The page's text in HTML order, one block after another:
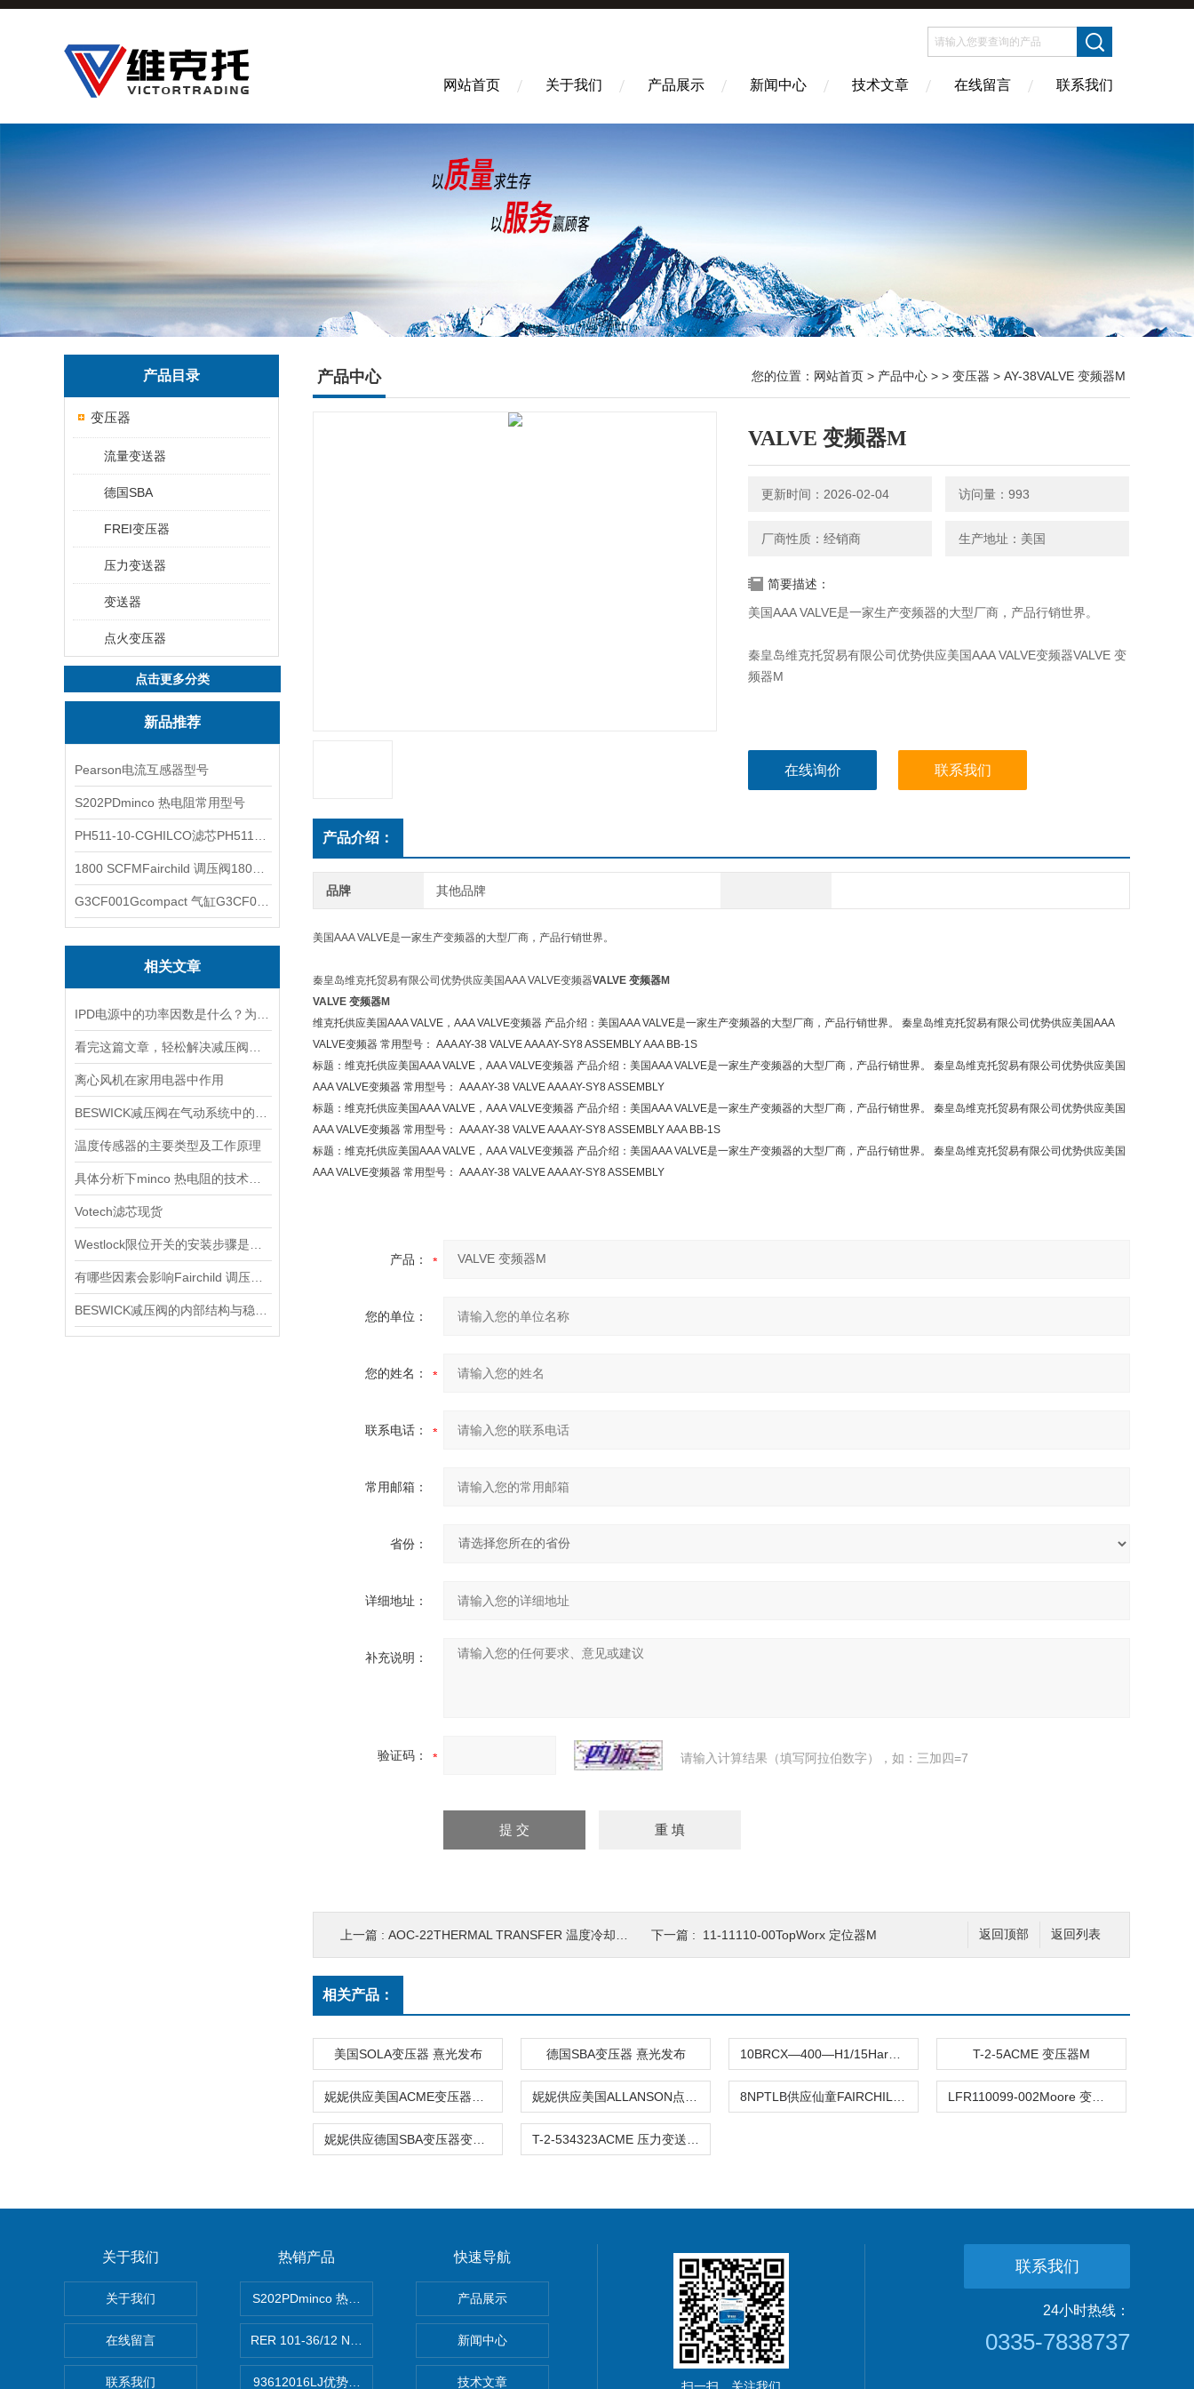
网站首页 关于我们 产品展示 新闻中心 技术文章 在线留言 联系我们
产品目录
变压器
流量变送器
德国SBA
FREI变压器
压力变送器
变送器
点火变压器
点击更多分类
新品推荐
Pearson电流互感器型号
S202PDminco 热电阻常用型号
相关文章
离心风机在家用电器中作用
温度传感器的主要类型及工作原理
Votech滤芯现货
产品中心 您的位置： 网站首页 > 产品中心 > > 变压器 > AY-38VALVE 变频器M
VALVE 变频器M
更新时间：2026-02-04 访问量：993
厂商性质：经销商 生产地址：美国
简要描述：
美国AAA VALVE是一家生产变频器的大型厂商，产品行销世界。
秦皇岛维克托贸易有限公司优势供应美国AAA VALVE变频器VALVE 变
频器M
在线询价 联系我们
产品介绍：
品牌 其他品牌
美国AAA VALVE是一家生产变频器的大型厂商，产品行销世界。
秦皇岛维克托贸易有限公司优势供应美国AAA VALVE变频器VALVE 变频器M
VALVE 变频器M
维克托供应美国AAA VALVE，AAA VALVE变频器 产品介绍：美国AAA VALVE是一家生产变频器的大型厂商，产品行销世界。 秦皇岛维克托贸易有限公司优势供应美国AAA
VALVE变频器 常用型号： AAA AY-38 VALVE AAA AY-SY8 ASSEMBLY AAA BB-1S
标题：维克托供应美国AAA VALVE，AAA VALVE变频器 产品介绍：美国AAA VALVE是一家生产变频器的大型厂商，产品行销世界。 秦皇岛维克托贸易有限公司优势供应美国
AAA VALVE变频器 常用型号： AAA AY-38 VALVE AAA AY-SY8 ASSEMBLY
标题：维克托供应美国AAA VALVE，AAA VALVE变频器 产品介绍：美国AAA VALVE是一家生产变频器的大型厂商，产品行销世界。 秦皇岛维克托贸易有限公司优势供应美国
AAA VALVE变频器 常用型号： AAA AY-38 VALVE AAA AY-SY8 ASSEMBLY AAA BB-1S
标题：维克托供应美国AAA VALVE，AAA VALVE变频器 产品介绍：美国AAA VALVE是一家生产变频器的大型厂商，产品行销世界。 秦皇岛维克托贸易有限公司优势供应美国
AAA VALVE变频器 常用型号： AAA AY-38 VALVE AAA AY-SY8 ASSEMBLY
产品：
您的单位：
您的姓名：
联系电话：
常用邮箱：
省份：
详细地址：
补充说明：
验证码： 请输入计算结果（填写阿拉伯数字），如：三加四=7
返回列表
返回顶部
上一篇 : AOC-22THERMAL TRANSFER 温度冷却器M 下一篇 : 11-11110-00TopWorx 定位器M
相关产品：
美国SOLA变压器 熹光发布 德国SBA变压器 熹光发布 T-2-5ACME 变压器M
关于我们
关于我们
在线留言
联系我们
热销产品
S202PDminco 热电阻
RER 101-36/12 NHH离心EBMPAPST 风扇
93612016LJ优势供应美国BEI编码器
快速导航
产品展示
新闻中心
技术文章
联系我们
24小时热线：
0335-7838737